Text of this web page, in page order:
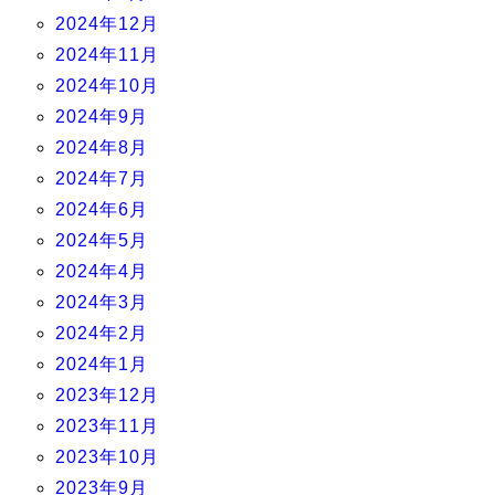
2024年12月
2024年11月
2024年10月
2024年9月
2024年8月
2024年7月
2024年6月
2024年5月
2024年4月
2024年3月
2024年2月
2024年1月
2023年12月
2023年11月
2023年10月
2023年9月